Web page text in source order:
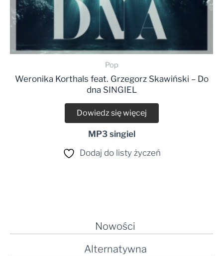
Nowości
Alternatywna
Pop
Weronika Korthals feat. Grzegorz Skawiński – Do
dna SINGIEL
Dowiedz się więcej
MP3 singiel
Dodaj do listy życzeń